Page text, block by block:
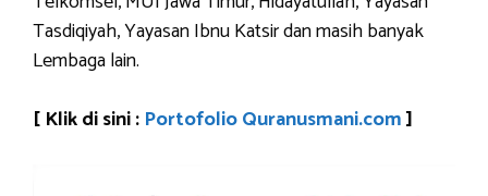
Tasdiqiyah, Yayasan Ibnu Katsir dan masih banyak
Lembaga lain.
[ Klik di sini : Portofolio Quranusmani.com]